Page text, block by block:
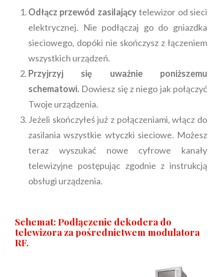
Odłącz przewód zasilającytelewizor od sieci
elektrycznej. Nie podłączaj go do gniazdka
sieciowego, dopóki nie skończysz z łączeniem
wszystkich urządzeń.
Przyjrzyj się uważnie poniższemu
schematowi. Dowiesz się z niego jak połączyć
Twoje urządzenia.
Jeżeli skończyłeś już z połączeniami, włącz do
zasilania wszystkie wtyczki sieciowe. Możesz
teraz wyszukać nowe cyfrowe kanały
telewizyjne postępując zgodnie z instrukcją
obsługi urządzenia.
Schemat: Podłączenie dekodera do
telewizora za pośrednictwem modulatora
RF.